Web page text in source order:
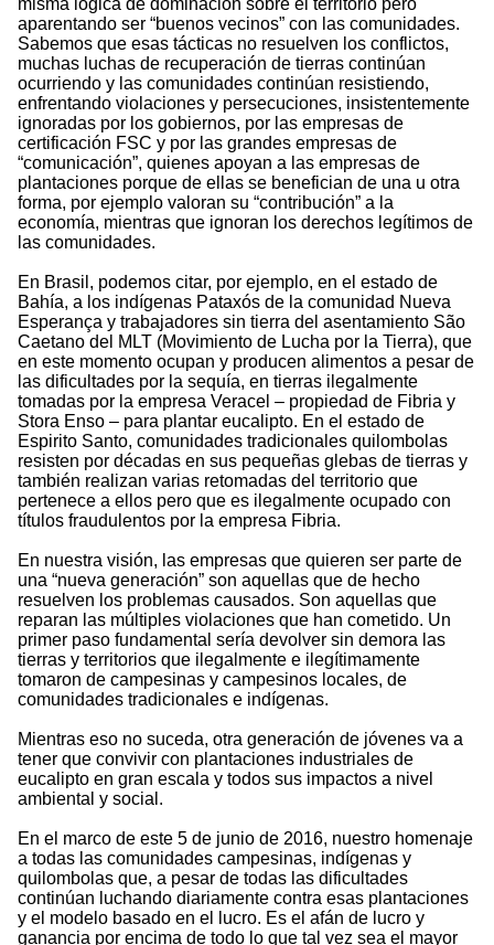
misma lógica de dominación sobre el territorio pero
aparentando ser “buenos vecinos” con las comunidades.
Sabemos que esas tácticas no resuelven los conflictos,
muchas luchas de recuperación de tierras continúan
ocurriendo y las comunidades continúan resistiendo,
enfrentando violaciones y persecuciones, insistentemente
ignoradas por los gobiernos, por las empresas de
certificación FSC y por las grandes empresas de
“comunicación”, quienes apoyan a las empresas de
plantaciones porque de ellas se benefician de una u otra
forma, por ejemplo valoran su “contribución” a la
economía, mientras que ignoran los derechos legítimos de
las comunidades.
En Brasil, podemos citar, por ejemplo, en el estado de
Bahía, a los indígenas Pataxós de la comunidad Nueva
Esperança y trabajadores sin tierra del asentamiento São
Caetano del MLT (Movimiento de Lucha por la Tierra), que
en este momento ocupan y producen alimentos a pesar de
las dificultades por la sequía, en tierras ilegalmente
tomadas por la empresa Veracel – propiedad de Fibria y
Stora Enso – para plantar eucalipto. En el estado de
Espirito Santo, comunidades tradicionales quilombolas
resisten por décadas en sus pequeñas glebas de tierras y
también realizan varias retomadas del territorio que
pertenece a ellos pero que es ilegalmente ocupado con
títulos fraudulentos por la empresa Fibria.
En nuestra visión, las empresas que quieren ser parte de
una “nueva generación” son aquellas que de hecho
resuelven los problemas causados. Son aquellas que
reparan las múltiples violaciones que han cometido. Un
primer paso fundamental sería devolver sin demora las
tierras y territorios que ilegalmente e ilegítimamente
tomaron de campesinas y campesinos locales, de
comunidades tradicionales e indígenas.
Mientras eso no suceda, otra generación de jóvenes va a
tener que convivir con plantaciones industriales de
eucalipto en gran escala y todos sus impactos a nivel
ambiental y social.
En el marco de este 5 de junio de 2016, nuestro homenaje
a todas las comunidades campesinas, indígenas y
quilombolas que, a pesar de todas las dificultades
continúan luchando diariamente contra esas plantaciones
y el modelo basado en el lucro. Es el afán de lucro y
ganancia por encima de todo lo que tal vez sea el mayor